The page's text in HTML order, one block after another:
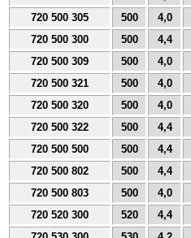
720 500 305
500 4,0
720 500 300
500 4,4
720 500 309
500 4,0
720 500 321
500 4,0
720 500 320
500 4,0
720 500 322
500 4,4
720 500 500
500 4,4
720 500 802
500 4,4
720 500 803
500 4,0
720 520 300
520 4,4